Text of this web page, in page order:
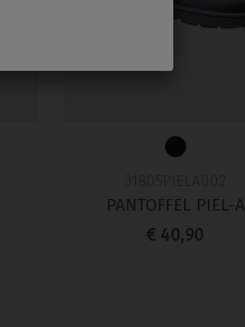
PANTOFFEL PIEL-A
€ 40,90